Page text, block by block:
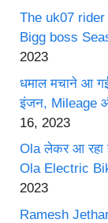
The uk07 rider
Bigg boss
2023
धमाल मचाने आ
इंजन, Mileage
16, 2023
Ola लेकर आ रहा
Ola Electric
2023
Ramesh